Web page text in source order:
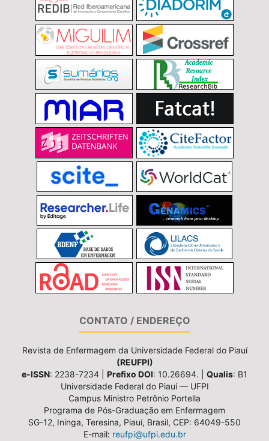
CONTATO / ENDEREÇO
Revista de Enfermagem da Universidade Federal do Piauí
(REUFPI)
e-ISSN: 2238-7234 | Prefixo DOI: 10.26694. | Qualis: B1
Universidade Federal do Piauí — UFPI
Campus Ministro Petrônio Portella
Programa de Pós-Graduação em Enfermagem
SG-12, Ininga, Teresina, Piauí, Brasil, CEP: 64049-550
E-mail: reufpi@ufpi.edu.br